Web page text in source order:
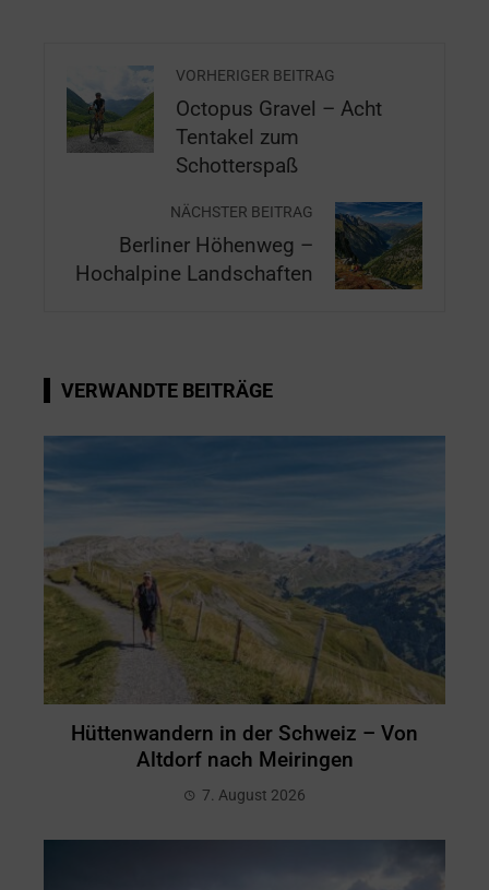
VORHERIGER BEITRAG
Octopus Gravel – Acht
Tentakel zum
Schotterspaß
NÄCHSTER BEITRAG
Berliner Höhenweg –
Hochalpine Landschaften
VERWANDTE BEITRÄGE
Hüttenwandern in der Schweiz – Von
Altdorf nach Meiringen
7. August 2026